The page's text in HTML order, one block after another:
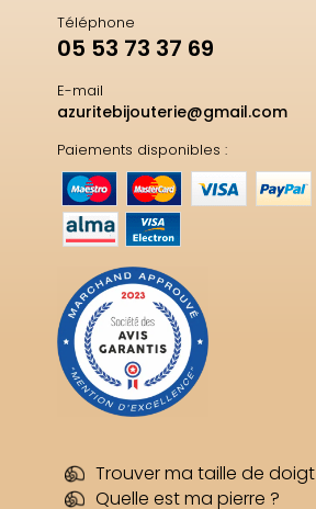
Téléphone
05 53 73 37 69
E-mail
azuritebijouterie@gmail.com
Paiements disponibles :
Trouver ma taille de doigt
Quelle est ma pierre ?